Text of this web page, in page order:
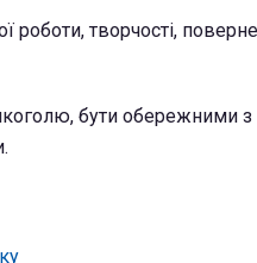
роботи, творчості,
бути обережними